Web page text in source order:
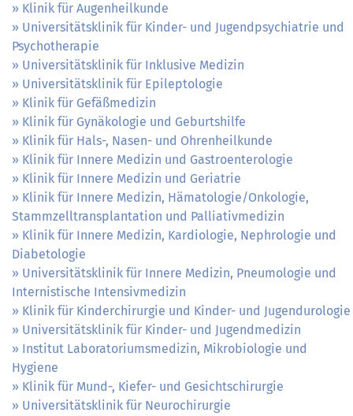
Klinik für Augenheilkunde
Universitätsklinik für Kinder- und Jugendpsychiatrie und
Psychotherapie
Universitätsklinik für Inklusive Medizin
Universitätsklinik für Epileptologie
Klinik für Gefäßmedizin
Klinik für Gynäkologie und Geburtshilfe
Klinik für Hals-, Nasen- und Ohrenheilkunde
Klinik für Innere Medizin und Gastroenterologie
Klinik für Innere Medizin und Geriatrie
Klinik für Innere Medizin, Hämatologie/Onkologie,
Stammzelltransplantation und Palliativmedizin
Klinik für Innere Medizin, Kardiologie, Nephrologie und
Diabetologie
Universitätsklinik für Innere Medizin, Pneumologie und
Internistische Intensivmedizin
Klinik für Kinderchirurgie und Kinder- und Jugendurologie
Universitätsklinik für Kinder- und Jugendmedizin
Institut Laboratoriumsmedizin, Mikrobiologie und
Hygiene
Klinik für Mund-, Kiefer- und Gesichtschirurgie
Universitätsklinik für Neurochirurgie